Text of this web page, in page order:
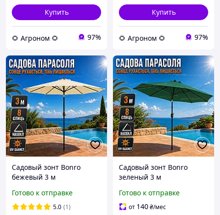
Купить
🌻 Агроном 🌻 97%
Купить
🌻 Агроном 🌻 97%
Садовый зонт Bonro
бежевый 3 м
наклоном 8 спиц зонт для
сада террасы и дачи
Готово к отправке
5.0 (1)
Садовый зонт Bonro
зеленый 3 м
наклоном 8 спиц зонт для
сада террасы и дачи
Готово к отправке
от 140₴/мес